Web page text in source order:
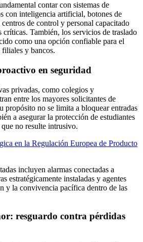
contar con sistemas de
con inteligencia artificial, botones de
de control y personal capacitado
críticas. También, los servicios de traslado
como una opción confiable para el
y bancos.
en seguridad
privadas, como colegios y
entre los mayores solicitantes de
propósito no se limita a bloquear entradas
a asegurar la protección de estudiantes
no resulte intrusivo.
en la Regulación Europea de Producto
incluyen alarmas conectadas a
estratégicamente instaladas y agentes
y la convivencia pacífica dentro de las
resguardo contra pérdidas